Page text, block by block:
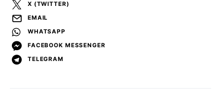
X (TWITTER)
EMAIL
WHATSAPP
FACEBOOK MESSENGER
TELEGRAM